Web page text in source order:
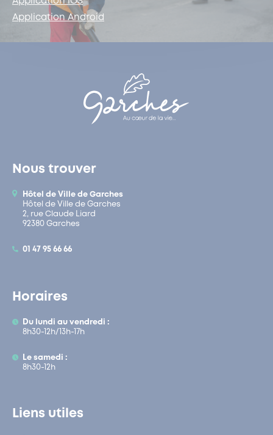
Application Android
Nous trouver
Hôtel de Ville de Garches
Hôtel de Ville de Garches
2, rue Claude Liard
92380 Garches
01 47 95 66 66
Horaires
Du lundi au vendredi :
8h30-12h/13h-17h
Le samedi :
8h30-12h
Liens utiles